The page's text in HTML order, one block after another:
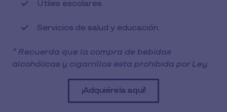
Útiles escolares.
Servicios de salud y educación.
* Recuerda que la compra de bebidas
alcohólicas y cigarrillos esta prohibida por Ley.
¡Adquiérela aquí!